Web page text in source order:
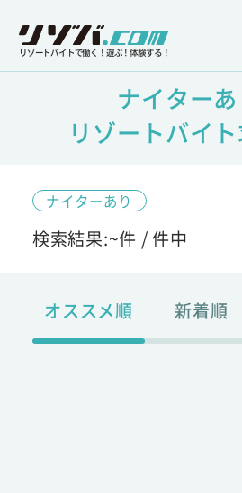
リゾートバイトで働く！遊ぶ！体験する！
ナイター
リゾートバイ
ナイターあり
検索結果:~件 /件中
オススメ順 新着順